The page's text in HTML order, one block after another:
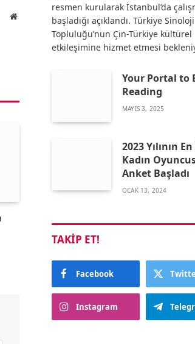
Website
resmen kurularak İstanbul’da
başladığı açıklandı. Türkiye Sinoloji
Topluluğu’nun Çin-Türkiye kültürel
etkileşimine hizmet etmesi
Your Portal to
Reading
MAYIS 3, 2025
2023 Yılının
Kadın
Anket Başladı
OCAK 13, 2024
TAKIP ET!
Facebook
Instagram